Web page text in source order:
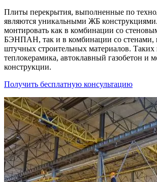
Плиты перекрытия, выполненные по
являются уникальными ЖБ
монтировать как в комбинации со
БЭНПАН, так и в комбинации со
штучных строительных материалов. Таких
теплокерамика, автоклавный газобетон и
конструкции.
Получить бесплатную консультацию